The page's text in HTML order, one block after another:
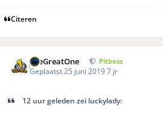
Citeren
TheGreatOne Pitboss
Geplaatst 25 juni 20197 jr
12 uur geleden zei luckylady: